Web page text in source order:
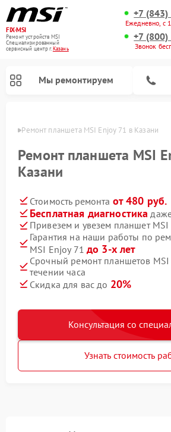
FIX-MSI
Ремонт устройств MSI
Специализированный
cервисный центр г.Казань
+7
Ежедневно, с
+7
Звонок
Мы ремонтируем
Ремонт планшета MSI Enjoy 71 в Казани
Ремонт планшета MSI
Казани
Стоимость ремонта от 480 руб.
Бесплатная диагностика
Привезем и увезем планшет
Гарантия на наши работы по
MSI Enjoy 71 до 3-х лет
Срочный ремонт планшетов
течении часа
Скидка для вас до 20%
Консультация со
Узнать стоимость